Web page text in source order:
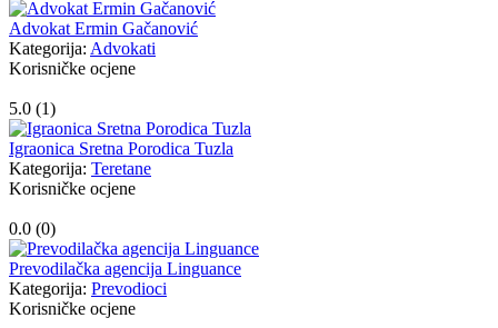
Advokat Ermin Gačanović
Kategorija: Advokati
Korisničke ocjene
5.0 (1)
Igraonica Sretna Porodica Tuzla
Kategorija: Teretane
Korisničke ocjene
0.0 (0)
Prevodilačka agencija Linguance
Kategorija: Prevodioci
Korisničke ocjene